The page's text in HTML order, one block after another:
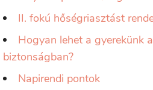
II. fokú hőségriasztást
Hogyan lehet a gyerekünk
biztonságban?
Napirendi pontok